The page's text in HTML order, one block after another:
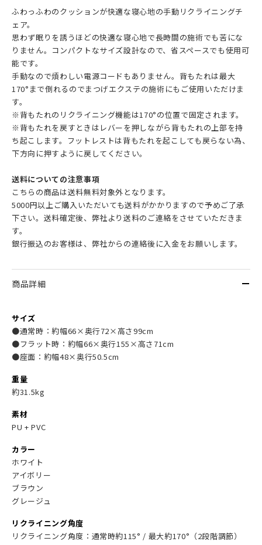
ふわっふわのクッションが快適な寝心地の手動リクライニングチ
ェア。
思わず眠りを誘うほどの快適な寝心地で長時間の施術でも苦にな
りません。コンパクトなサイズ設計なので、省スペースでも使用可
能です。
手動なので煩わしい電源コードもありません。背もたれは最大
170°まで倒れるのでまつげエクステの施術にもご使用いただけま
す。
※背もたれのリクライニング機能は170°の位置で固定されます。
※背もたれを戻すときはレバーを押しながら背もたれの上部を持
ち起こします。フットレストは背もたれを起こしても戻らない為、
下方向に押すように戻してください。
送料についての注意事項
こちらの商品は送料無料対象外となります。
5000円以上ご購入いただいても送料がかかりますので予めご了承
下さい。送料確定後、弊社より送料のご連絡をさせていただきま
す。
銀行振込のお客様は、弊社からの連絡後に入金をお願いします。
商品詳細
サイズ
●通常時：約幅66×奥行72×高さ99cm
●フラット時：約幅66×奥行155×高さ71cm
●座面：約幅48×奥行50.5cm
重量
約31.5kg
素材
PU + PVC
カラー
ホワイト
アイボリー
ブラウン
グレージュ
リクライニング角度
リクライニング角度：通常時約115° / 最大約170°（2段階調節）